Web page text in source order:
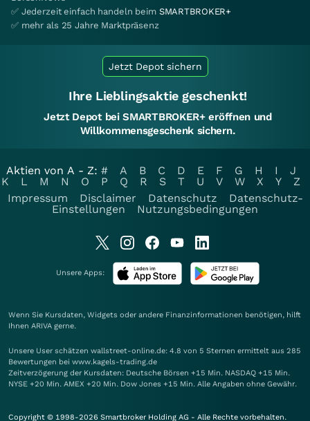
✅ Jederzeit einfach handeln beim SMARTBROKER+
✅ mehr als 25 Jahre Marktpräsenz
Jetzt Depot sichern
Ihre Lieblingsaktie geschenkt!
Jetzt Depot bei SMARTBROKER+ eröffnen und
Willkommensgeschenk sichern.
Aktien von A - Z: # A B C D E F G H I
J
K
L M N O P Q R S T U V W X Y
Z
Impressum
Disclaimer Datenschutz
Datenschutz-
Einstellungen
Nutzungsbedingungen
Unsere Apps:
Wenn Sie Kursdaten, Widgets oder andere Finanzinformationen benötigen, hilft
Ihnen ARIVA gerne.
Unsere User schätzen wallstreet-online.de: 4.8 von 5 Sternen ermittelt aus 285
Bewertungen bei www.kagels-trading.de
Zeitverzögerung der Kursdaten: Deutsche Börsen +15 Min. NASDAQ +15 Min.
NYSE +20 Min. AMEX +20 Min. Dow Jones +15 Min. Alle Angaben ohne Gewähr.
Copyright © 1998-2026 Smartbroker Holding AG - Alle Rechte vorbehalten.